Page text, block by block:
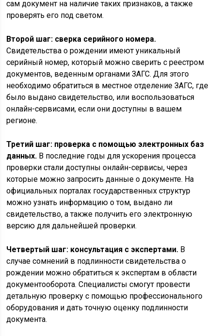
сам документ на наличие таких признаков, а также
проверять его под светом.
Второй шаг: сверка серийного номера.
Свидетельства о рождении имеют уникальный
серийный номер, который можно сверить с реестром
документов, веденным органами ЗАГС. Для этого
необходимо обратиться в местное отделение ЗАГС, где
было выдано свидетельство, или воспользоваться
онлайн-сервисами, если они доступны в вашем
регионе.
Третий шаг: проверка с помощью электронных баз
данных. В последние годы для ускорения процесса
проверки стали доступны онлайн-сервисы, через
которые можно запросить данные о документе. На
официальных порталах государственных структур
можно узнать информацию о том, выдано ли
свидетельство, а также получить его электронную
версию для дальнейшей проверки.
Четвертый шаг: консультация с экспертами. В
случае сомнений в подлинности свидетельства о
рождении можно обратиться к экспертам в области
документооборота. Специалисты смогут провести
детальную проверку с помощью профессионального
оборудования и дать точную оценку подлинности
документа.